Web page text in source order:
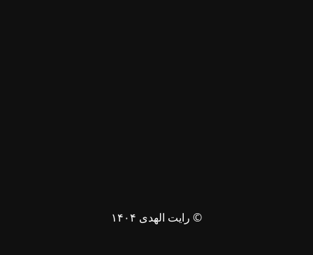
© رایت الهدی ۱۴۰۴